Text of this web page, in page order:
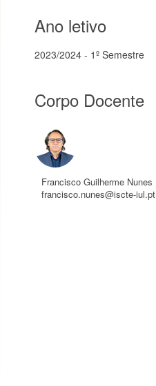
Ano letivo
2023/2024 - 1º Semestre
Corpo Docente
Francisco Guilherme Nunes
francisco.nunes@iscte-iul.pt